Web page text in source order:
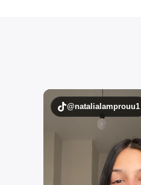
@natalialamprouu1